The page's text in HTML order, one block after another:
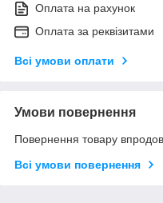
Оплата на рахунок
Оплата за реквізитами
Всі умови оплати
Умови повернення
Повернення товару
Всі умови повернення